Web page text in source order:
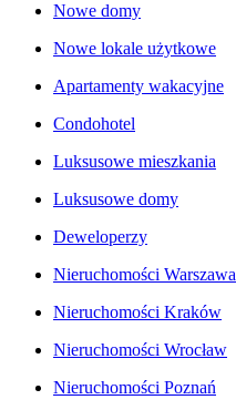
Nowe domy
Nowe lokale użytkowe
Apartamenty wakacyjne
Condohotel
Luksusowe mieszkania
Luksusowe domy
Deweloperzy
Nieruchomości Warszawa
Nieruchomości Kraków
Nieruchomości Wrocław
Nieruchomości Poznań